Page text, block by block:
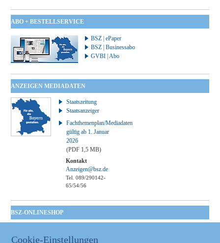
ABO + BESTELLSERVICE
BSZ | ePaper
BSZ | Businessabo
GVBI | Abo
ANZEIGEN MEDIADATEN
Staatszeitung
Staatsanzeiger
Fachthemenplan/Mediadaten
gültig ab 1. Januar
2026
(PDF 1,5 MB)
Kontakt
Anzeigen@bsz.de
Tel. 089/290142-
65/54/56
BSZ-ONLINESHOP
Taschenbuch
Cookie-Einstellungen